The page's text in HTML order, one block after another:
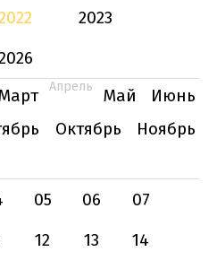
2023
Апрель Май
Июнь
Октябрь
Ноябрь
05 06
07
12 13
14